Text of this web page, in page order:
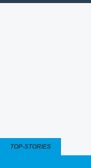
TOP-STORIES